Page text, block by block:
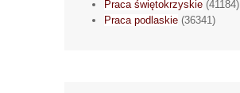
Praca świętokrzyskie (41184)
Praca podlaskie (36341)